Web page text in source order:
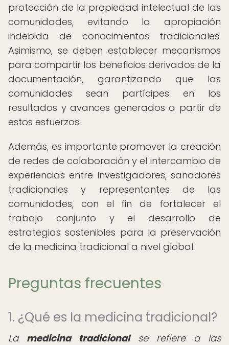
protección de la propiedad intelectual de las
comunidades, evitando la apropiación
indebida de conocimientos tradicionales.
Asimismo, se deben establecer mecanismos
para compartir los beneficios derivados de la
documentación, garantizando que las
comunidades sean partícipes en los
resultados y avances generados a partir de
estos esfuerzos.
Además, es importante promover la creación
de redes de colaboración y el intercambio de
experiencias entre investigadores, sanadores
tradicionales y representantes de las
comunidades, con el fin de fortalecer el
trabajo conjunto y el desarrollo de
estrategias sostenibles para la preservación
de la medicina tradicional a nivel global.
Preguntas frecuentes
1. ¿Qué es la medicina tradicional?
La medicina tradicionalse refiere a las